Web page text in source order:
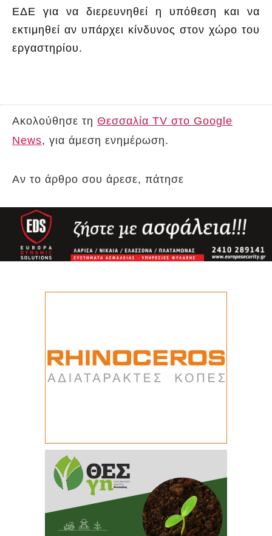
ΕΔΕ για να διερευνηθεί η υπόθεση και να
εκτιμηθεί αν υπάρχει κίνδυνος στον χώρο του
εργαστηρίου.
Ακολούθησε τη Θεσσαλία TV στο Google
News, για άμεση ενημέρωση.
Αν το άρθρο σου άρεσε, πάτησε